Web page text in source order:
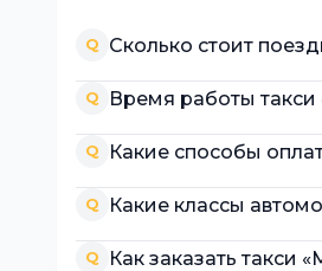
Q Сколько стоит
Q Время работы такси
Q Какие способы
Q Какие классы
Q Как заказать такси